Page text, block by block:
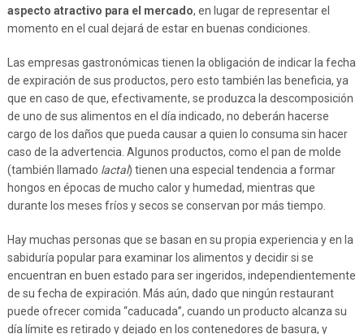
aspecto atractivo para el mercado, en lugar de representar el
momento en el cual dejará de estar en buenas condiciones.
Las empresas gastronómicas tienen la obligación de indicar la fecha
de expiración de sus productos, pero esto también las beneficia, ya
que en caso de que, efectivamente, se produzca la descomposición
de uno de sus alimentos en el día indicado, no deberán hacerse
cargo de los daños que pueda causar a quien lo consuma sin hacer
caso de la advertencia. Algunos productos, como el pan de molde
(también llamado lactal) tienen una especial tendencia a formar
hongos en épocas de mucho calor y humedad, mientras que
durante los meses fríos y secos se conservan por más tiempo.
Hay muchas personas que se basan en su propia experiencia y en la
sabiduría popular para examinar los alimentos y decidir si se
encuentran en buen estado para ser ingeridos, independientemente
de su fecha de expiración. Más aún, dado que ningún restaurant
puede ofrecer comida “caducada”, cuando un producto alcanza su
día límite es retirado y dejado en los contenedores de basura, y